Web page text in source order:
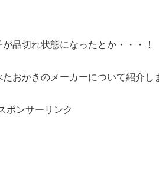
品切れ状態になったとか・・・！
おかきのメーカーについて紹介し
ポンサーリンク